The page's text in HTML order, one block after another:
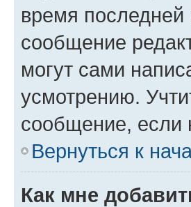
время последней
сообщение
могут сами
усмотрению.
сообщение, если
Вернуться к
Как мне